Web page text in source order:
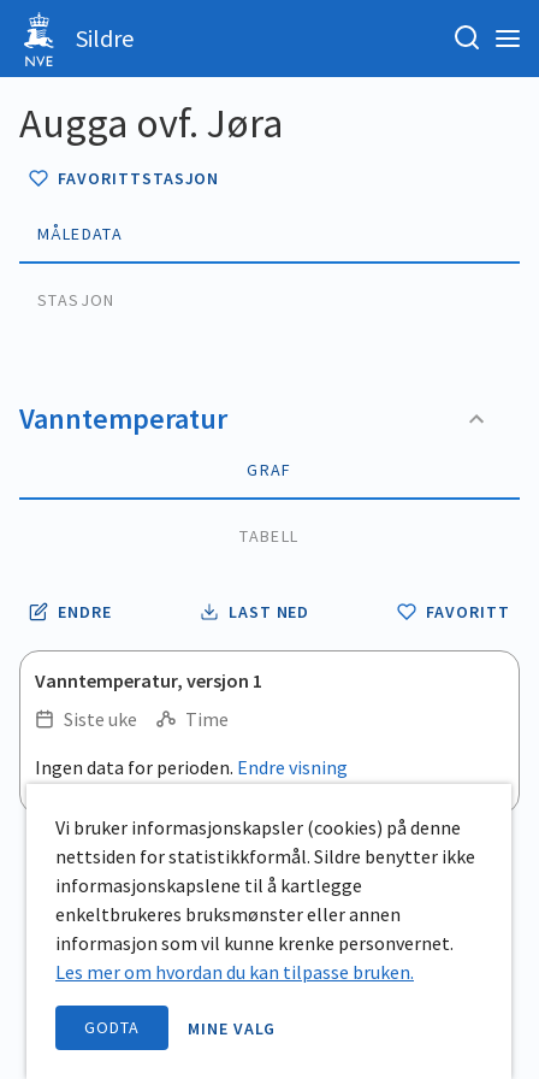
Sildre
Augga ovf. Jøra
FAVORITTSTASJON
MÅLEDATA
STASJON
Vanntemperatur
GRAF
TABELL
ENDRE LAST NED FAVORITT
Vanntemperatur, versjon 1
Siste uke
Time
Ingen data for perioden. Endre visning
Vi bruker informasjonskapsler (cookies) på denne
nettsiden for statistikkformål. Sildre benytter ikke
informasjonskapslene til å kartlegge
enkeltbrukeres bruksmønster eller annen
informasjon som vil kunne krenke personvernet.
Les mer om hvordan du kan tilpasse bruken.
GODTA MINE VALG